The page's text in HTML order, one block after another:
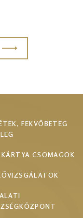
FEKVŐBETEG
KÁRTYA CSOMAGOK